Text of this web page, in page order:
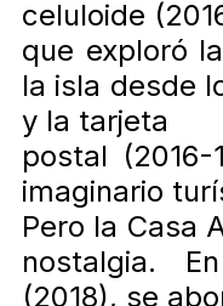
celuloide
que exploró
la isla desde
y la tarjeta
postal
imaginario
Pero la Casa
nostalgia.
(2018), se